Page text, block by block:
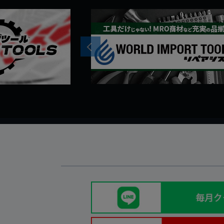
Previous